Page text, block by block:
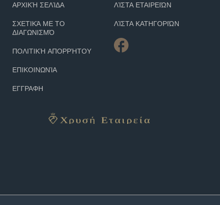
ΑΡΧΙΚΉ ΣΕΛΊΔΑ
ΣΧΕΤΙΚΆ ΜΕ ΤΟ
ΔΙΑΓΩΝΙΣΜΌ
ΠΟΛΙΤΙΚΉ ΑΠΟΡΡΉΤΟΥ
ΕΠΙΚΟΙΝΩΝΊΑ
ΕΓΓΡΑΦΗ
ΛΊΣΤΑ ΕΤΑΙΡΕΙΏΝ
ΛΊΣΤΑ ΚΑΤΗΓΟΡΙΏΝ